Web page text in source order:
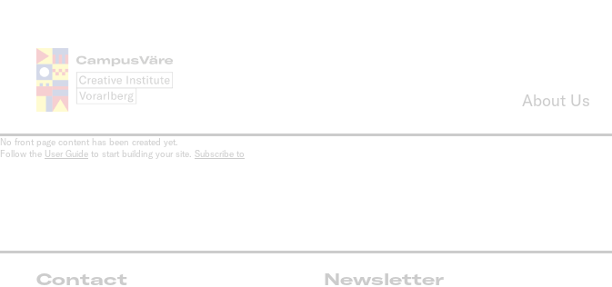
About Us
No front page content has been created yet.
Follow the User Guide to start building your site. Subscribe to
Contact Newsletter